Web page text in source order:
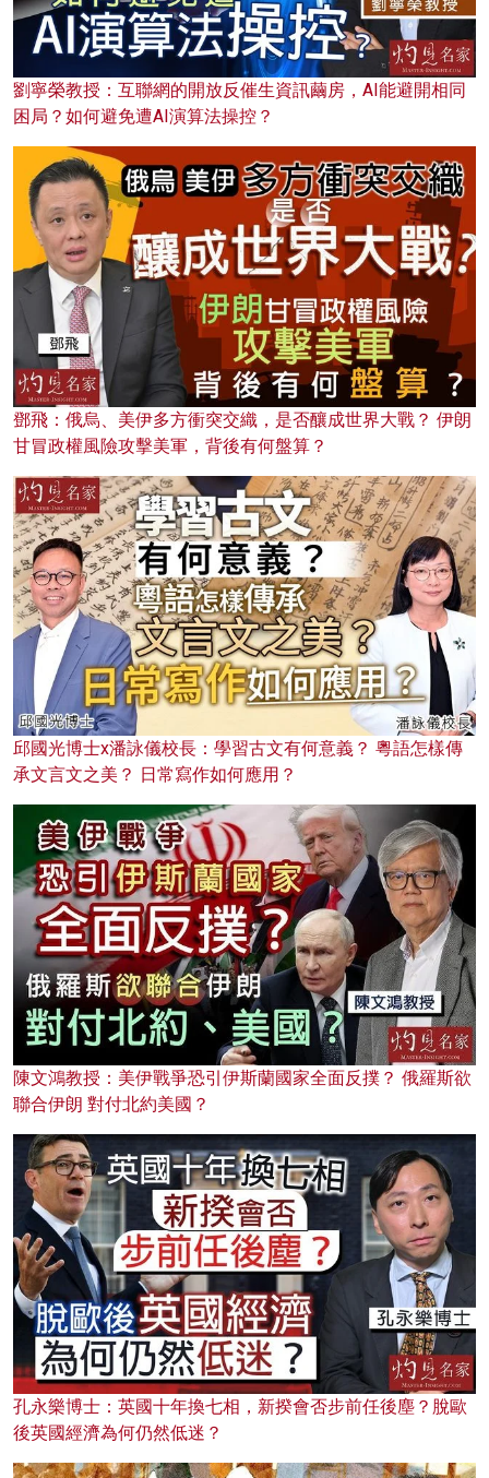
劉寧榮教授：互聯網的開放反催生資訊繭房，AI能避開相同
困局？如何避免遭AI演算法操控？
鄧飛：俄烏、美伊多方衝突交織，是否釀成世界大戰？ 伊朗
甘冒政權風險攻擊美軍，背後有何盤算？
邱國光博士x潘詠儀校長：學習古文有何意義？ 粵語怎樣傳
承文言文之美？ 日常寫作如何應用？
陳文鴻教授：美伊戰爭恐引伊斯蘭國家全面反撲？ 俄羅斯欲
聯合伊朗 對付北約美國？
孔永樂博士：英國十年換七相，新揆會否步前任後塵？脫歐
後英國經濟為何仍然低迷？